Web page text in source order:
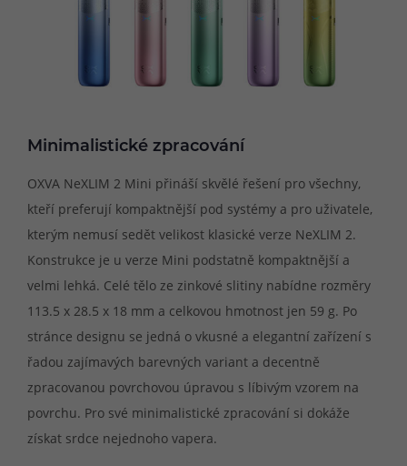
Minimalistické zpracování
OXVA NeXLIM 2 Mini přináší skvělé řešení pro všechny,
kteří preferují kompaktnější pod systémy a pro uživatele,
kterým nemusí sedět velikost klasické verze NeXLIM 2.
Konstrukce je u verze Mini podstatně kompaktnější a
velmi lehká. Celé tělo ze zinkové slitiny nabídne rozměry
113.5 x 28.5 x 18 mm a celkovou hmotnost jen 59 g. Po
stránce designu se jedná o vkusné a elegantní zařízení s
řadou zajímavých barevných variant a decentně
zpracovanou povrchovou úpravou s líbivým vzorem na
povrchu. Pro své minimalistické zpracování si dokáže
získat srdce nejednoho vapera.